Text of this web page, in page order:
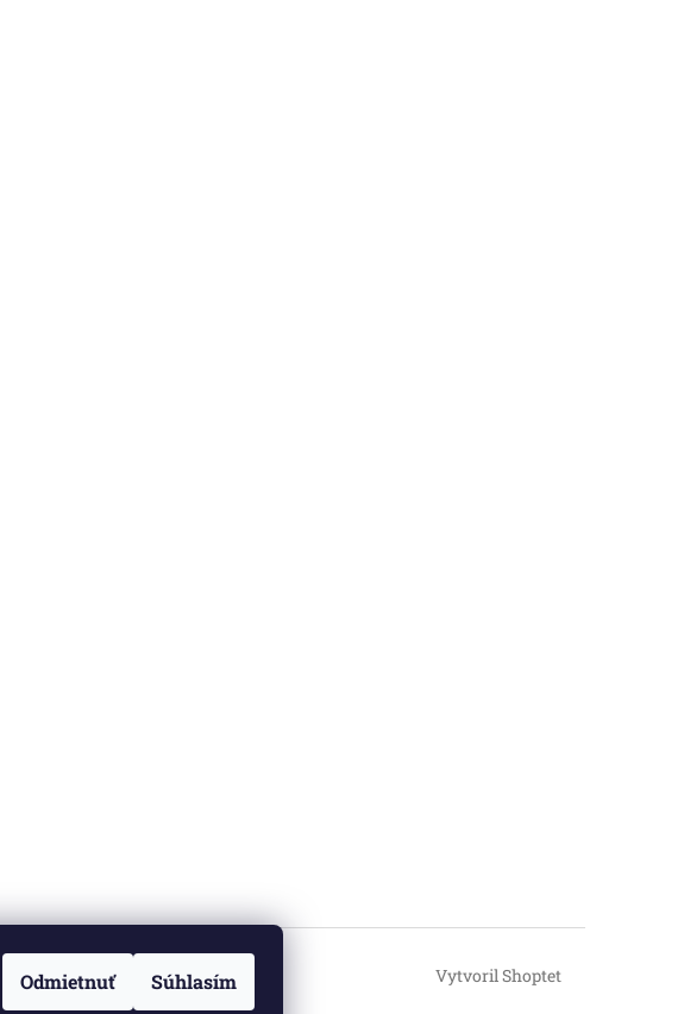
Odmietnuť Súhlasím Vytvoril Shoptet